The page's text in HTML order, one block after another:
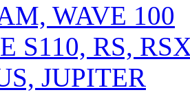
WAVE 100
S110, RS,
JUPITER